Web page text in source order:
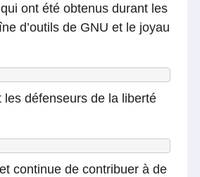
ont été obtenus durant les
d’outils de GNU et le joyau
défenseurs de la liberté
continue de contribuer à de